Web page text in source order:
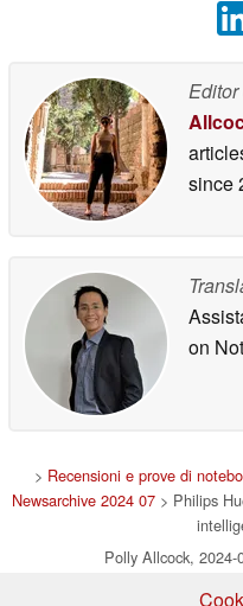
Editor
since
on
> Recensioni e prove di
Newsarchive 2024 07 > Philips
Polly Allcock,